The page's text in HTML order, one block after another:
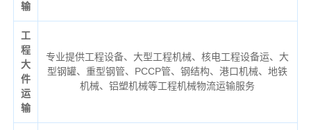
输
工
程
大
件
运
输
专业提供工程设备、大型工程机械、核电工程设备运、大
型钢罐、重型钢管、PCCP管、钢结构、港口机械、地铁
机械、铝塑机械等工程机械物流运输服务